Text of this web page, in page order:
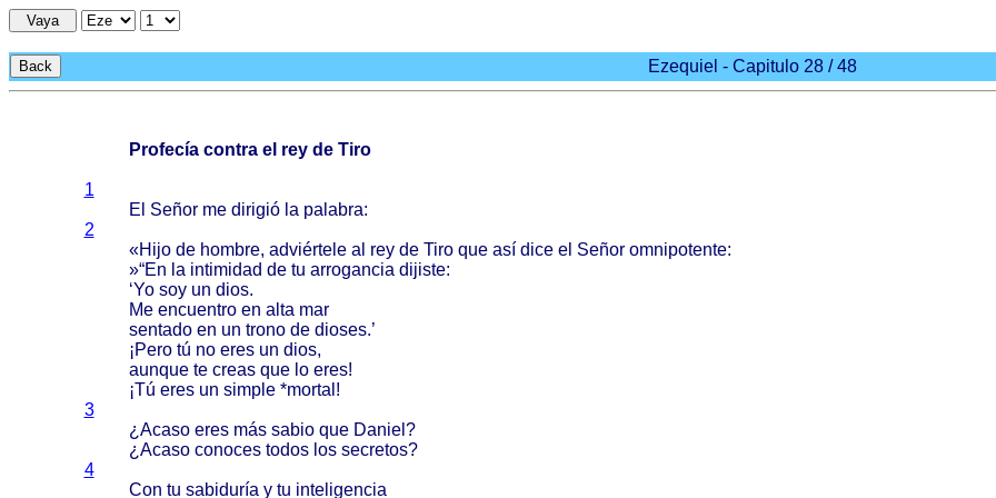
Vaya
Back Ezequiel - Capitulo 28 / 48
Profecía contra el rey de Tiro
1
El Señorme dirigióla palabra:
2
«Hijode hombre, adviérteleal rey de Tiroque así diceel Señor omnipotente:
»“En la intimidad de tu arrogancia dijiste:
‘Yo soy un dios.
Me encuentroen alta mar
sentadoen un tronode dioses.’
¡Perotú no eresun dios,
aunquete creasque lo eres!
¡Tú eresun simple*mortal !
3
¿ Acaso eres más sabioque Daniel ?
¿ Acaso conoces todoslos secretos?
4
Con tu sabiduría y tu inteligencia